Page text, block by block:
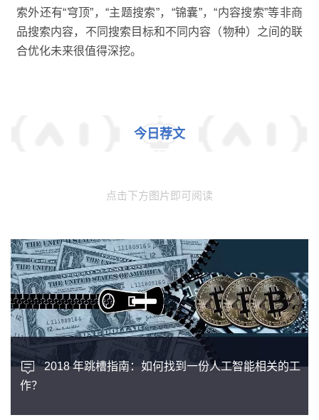
索外还有“穹顶”，“主题搜索”，“锦囊”，“内容搜索”等非商
品搜索内容，不同搜索目标和不同内容（物种）之间的联
合优化未来很值得深挖。
今日荐文
点击下方图片即可阅读
2018 年跳槽指南：如何找到一份人工智能相关的工
作？